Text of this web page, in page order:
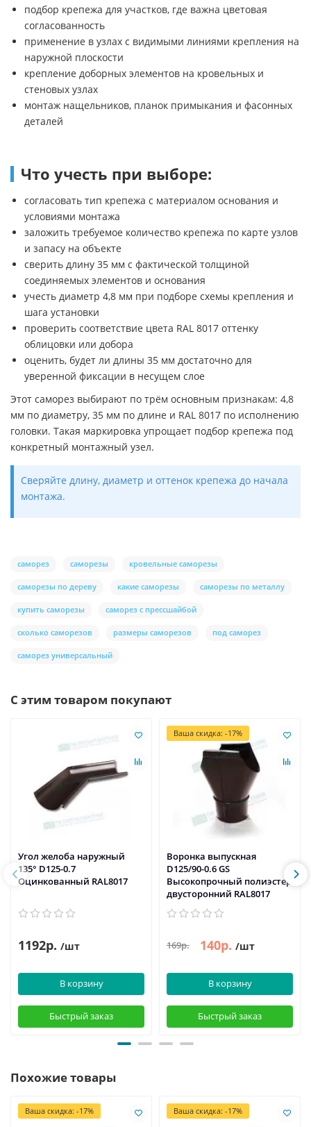
подбор крепежа для участков, где важна цветовая
согласованность
применение в узлах с видимыми линиями крепления на
наружной плоскости
крепление доборных элементов на кровельных и
стеновых узлах
монтаж нащельников, планок примыкания и фасонных
деталей
Что учесть при выборе:
согласовать тип крепежа с материалом основания и
условиями монтажа
заложить требуемое количество крепежа по карте узлов
и запасу на объекте
сверить длину 35 мм с фактической толщиной
соединяемых элементов и основания
учесть диаметр 4,8 мм при подборе схемы крепления и
шага установки
проверить соответствие цвета RAL 8017 оттенку
облицовки или добора
оценить, будет ли длины 35 мм достаточно для
уверенной фиксации в несущем слое
Этот саморез выбирают по трём основным признакам: 4,8
мм по диаметру, 35 мм по длине и RAL 8017 по исполнению
головки. Такая маркировка упрощает подбор крепежа под
конкретный монтажный узел.
Сверяйте длину, диаметр и оттенок крепежа до начала
монтажа.
саморез саморезы кровельные саморезы
саморезы по дереву какие саморезы саморезы по металлу
купить саморезы саморез с прессшайбой
сколько саморезов размеры саморезов под саморез
саморез универсальный
С этим товаром покупают
Угол желоба наружный
135° D125-0.7
Оцинкованный RAL8017
1192р. /шт
В корзину
Быстрый заказ
Ваша скидка: -17%
Воронка выпускная
D125/90-0.6 GS
Высокопрочный полиэстер
двусторонний RAL8017
169р. 140р. /шт
В корзину
Быстрый заказ
Похожие товары
Ваша скидка: -17% Ваша скидка: -17%